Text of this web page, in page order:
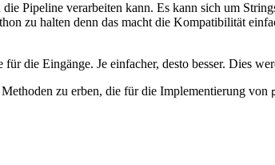
Pipeline verarbeiten kann. Es kann sich um
zu halten denn das macht die Kompatibilität
die Eingänge. Je einfacher, desto besser. Dies
zu erben, die für die Implementierung von